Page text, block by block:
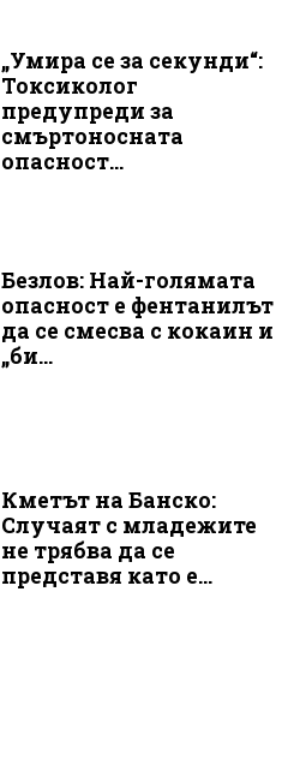
„Умира се за секунди“:
Токсиколог
предупреди за
смъртоносната
опасност...
Безлов: Най-голямата
опасност е фентанилът
да се смесва с кокаин и
„би...
Кметът на Банско:
Случаят с младежите
не трябва да се
представя като е...